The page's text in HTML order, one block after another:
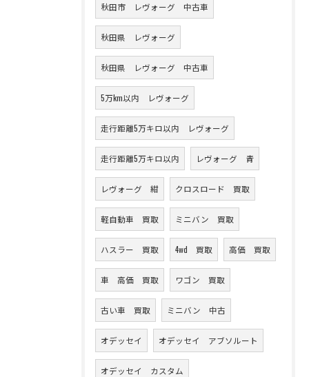
秋田市 レヴォーグ 中古車
秋田県 レヴォーグ
秋田県 レヴォーグ 中古車
5万km以内 レヴォーグ
走行距離5万キロ以内 レヴォーグ
走行距離5万キロ以内 レヴォーグ 青
レヴォーグ 紺 クロスロード 買取
軽自動車 買取 ミニバン 買取
ハスラー 買取 4wd 買取 高価 買取
車 高価 買取 ワゴン 買取
古い車 買取 ミニバン 中古
オデッセイ オデッセイ アブソルート
オデッセイ カスタム